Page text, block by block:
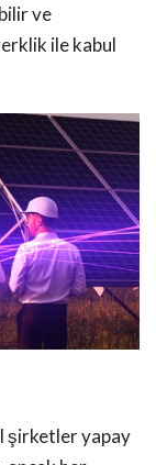
ve
ile kabul
şirketler yapay